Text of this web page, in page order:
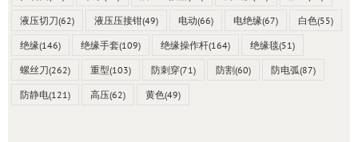
液压切刀(62) 液压压接钳(49) 电动(66) 电绝缘(67) 白色(55)
绝缘(146) 绝缘手套(109) 绝缘操作杆(164) 绝缘毯(51)
螺丝刀(262) 重型(103) 防刺穿(71) 防割(60) 防电弧(87)
防静电(121) 高压(62) 黄色(49)